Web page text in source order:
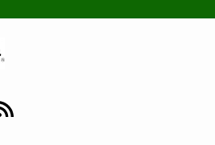
日楽しめる!法人の福利厚生利用にとても便利。
ィード